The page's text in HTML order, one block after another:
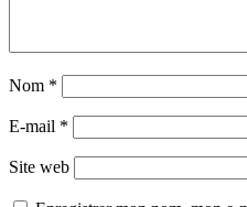
Nom *
E-mail *
Site web